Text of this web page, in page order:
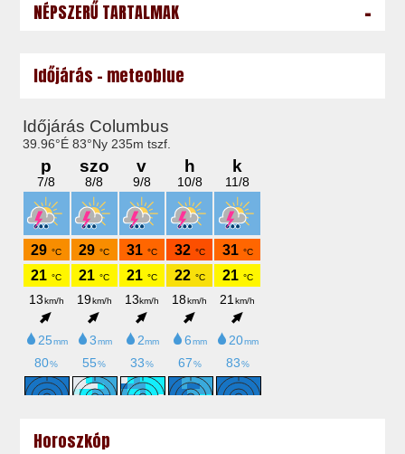
NÉPSZERŰ TARTALMAK -
Időjárás - meteoblue
Horoszkóp